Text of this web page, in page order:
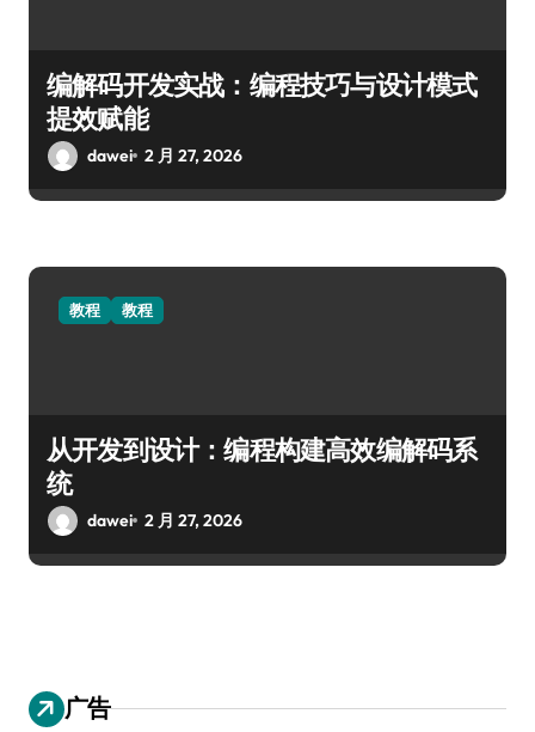
编解码开发实战：编程技巧与设计模式
提效赋能
dawei 2 月 27, 2026
教程 教程
从开发到设计：编程构建高效编解码系
统
dawei 2 月 27, 2026
广告